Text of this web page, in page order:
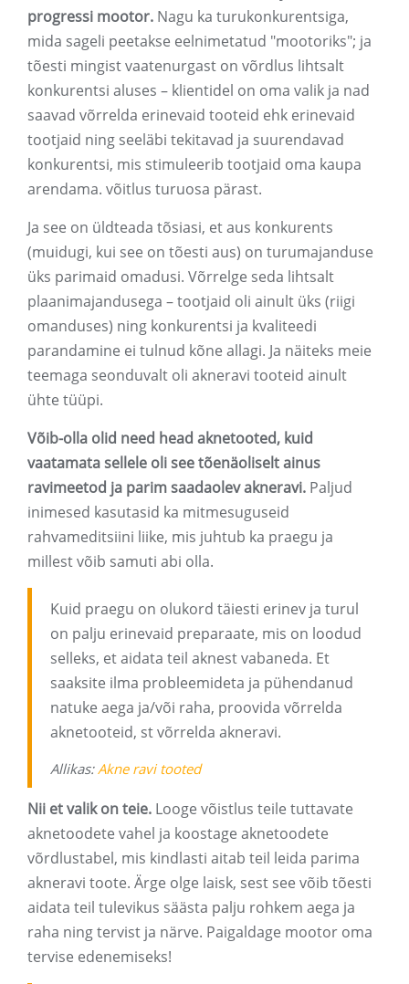
progressi mootor. Nagu ka turukonkurentsiga,
mida sageli peetakse eelnimetatud "mootoriks"; ja
tõesti mingist vaatenurgast on võrdlus lihtsalt
konkurentsi aluses – klientidel on oma valik ja nad
saavad võrrelda erinevaid tooteid ehk erinevaid
tootjaid ning seeläbi tekitavad ja suurendavad
konkurentsi, mis stimuleerib tootjaid oma kaupa
arendama. võitlus turuosa pärast.
Ja see on üldteada tõsiasi, et aus konkurents
(muidugi, kui see on tõesti aus) on turumajanduse
üks parimaid omadusi. Võrrelge seda lihtsalt
plaanimajandusega – tootjaid oli ainult üks (riigi
omanduses) ning konkurentsi ja kvaliteedi
parandamine ei tulnud kõne allagi. Ja näiteks meie
teemaga seonduvalt oli akneravi tooteid ainult
ühte tüüpi.
Võib-olla olid need head aknetooted, kuid
vaatamata sellele oli see tõenäoliselt ainus
ravimeetod ja parim saadaolev akneravi. Paljud
inimesed kasutasid ka mitmesuguseid
rahvameditsiini liike, mis juhtub ka praegu ja
millest võib samuti abi olla.
Kuid praegu on olukord täiesti erinev ja turul
on palju erinevaid preparaate, mis on loodud
selleks, et aidata teil aknest vabaneda. Et
saaksite ilma probleemideta ja pühendanud
natuke aega ja/või raha, proovida võrrelda
aknetooteid, st võrrelda akneravi.
Allikas:Akne ravi tooted
Nii et valik on teie. Looge võistlus teile tuttavate
aknetoodete vahel ja koostage aknetoodete
võrdlustabel, mis kindlasti aitab teil leida parima
akneravi toote. Ärge olge laisk, sest see võib tõesti
aidata teil tulevikus säästa palju rohkem aega ja
raha ning tervist ja närve. Paigaldage mootor oma
tervise edenemiseks!